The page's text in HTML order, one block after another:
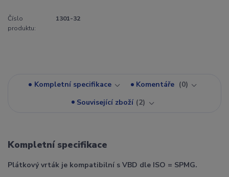
Číslo
produktu:
1301-32
Kompletní specifikace Komentáře
0
Související zboží 2
Kompletní specifikace
Plátkový vrták je kompatibilní s VBD dle ISO = SPMG.